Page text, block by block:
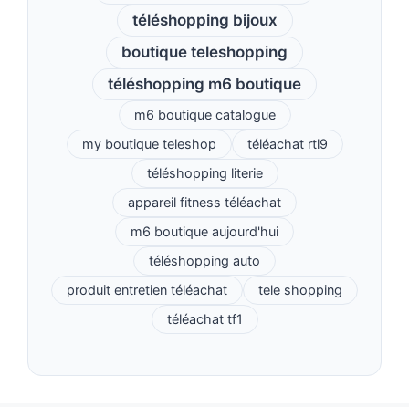
téléshopping bijoux
boutique teleshopping
téléshopping m6 boutique
m6 boutique catalogue
my boutique teleshop
téléachat rtl9
téléshopping literie
appareil fitness téléachat
m6 boutique aujourd'hui
téléshopping auto
produit entretien téléachat
tele shopping
téléachat tf1